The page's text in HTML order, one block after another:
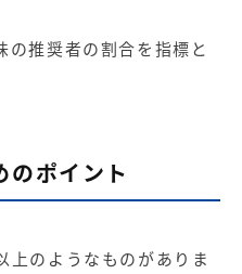
の推奨者の割合を指標と
のポイント
上のようなものがありま